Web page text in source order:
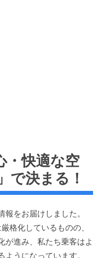
・快適な空
で決まる！
をお届けしました。
格化しているものの、
が進み、私たち乗客はよ
うになっています。